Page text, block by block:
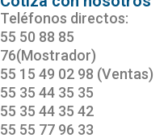
Teléfonos directos:
55 50 88 85
76(Mostrador)
55 15 49 02 98 (Ventas)
55 35 44 35 35
55 35 44 35 42
55 55 77 96 33